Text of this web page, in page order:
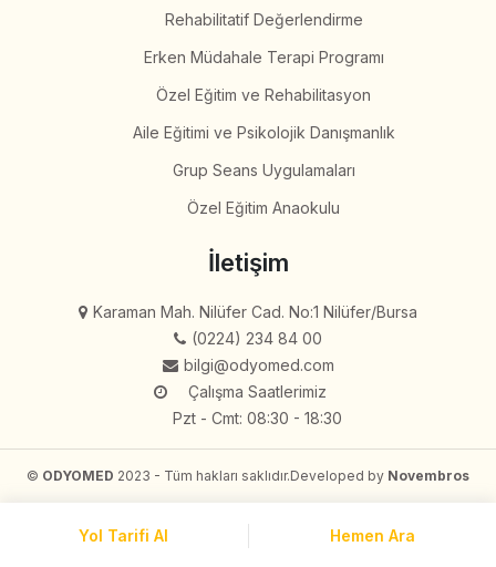
Rehabilitatif Değerlendirme
Erken Müdahale Terapi Programı
Özel Eğitim ve Rehabilitasyon
Aile Eğitimi ve Psikolojik Danışmanlık
Grup Seans Uygulamaları
Özel Eğitim Anaokulu
İletişim
Karaman Mah. Nilüfer Cad. No:1 Nilüfer/Bursa
(0224) 234 84 00
bilgi@odyomed.com
Çalışma Saatlerimiz
Pzt - Cmt: 08:30 - 18:30
© ODYOMED 2023 - Tüm hakları saklıdır.Developed by Novembros
Yol Tarifi Al Hemen Ara